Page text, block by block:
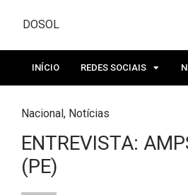
DOSOL
INÍCIO REDES SOCIAIS
Nacional, Notícias
ENTREVISTA:
(PE)